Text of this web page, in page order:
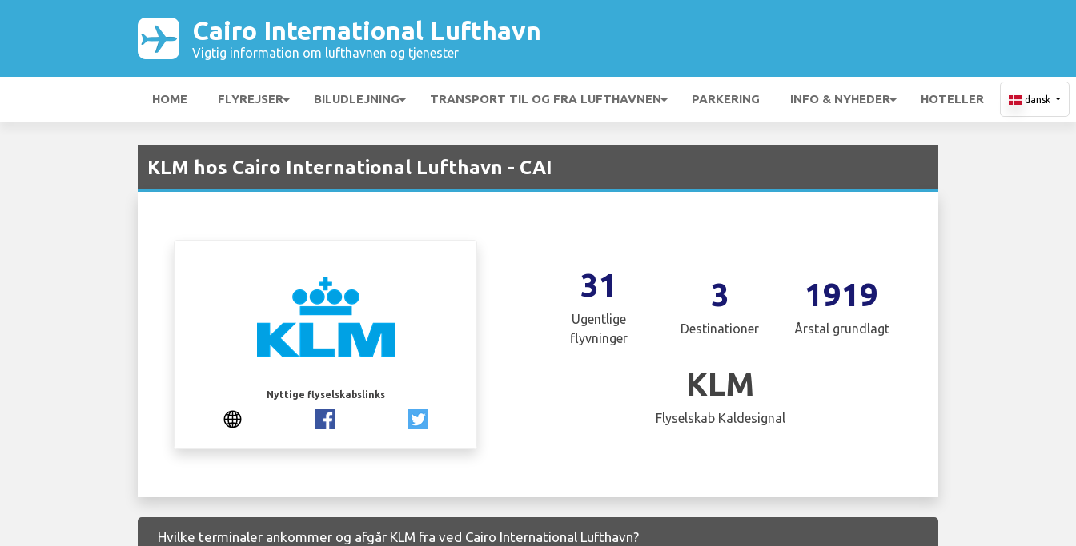
Cairo International Lufthavn
Vigtig information om lufthavnen og tjenester
HOME FLYREJSER BILUDLEJNING TRANSPORT TIL OG FRA LUFTHAVNEN PARKERING INFO & NYHEDER HOTELLER dansk
KLM hos Cairo International Lufthavn - CAI
Nyttige flyselskabslinks
31
Ugentlige
flyvninger
3
Destinationer
1919
Årstal grundlagt
KLM
Flyselskab Kaldesignal
Hvilke terminaler ankommer og afgår KLM fra ved Cairo International Lufthavn?